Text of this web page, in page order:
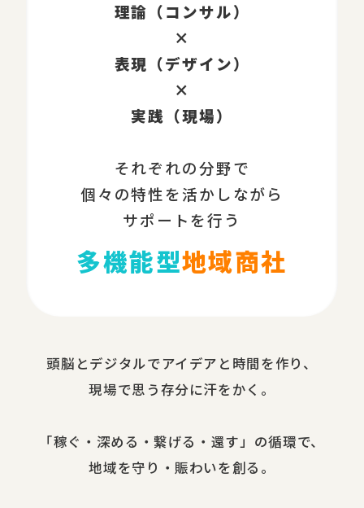
理論（コンサル）
×
表現（デザイン）
×
実践（現場）
それぞれの分野で
個々の特性を活かしながら
サポートを行う
多機能型地域商社
頭脳と​デジタルで​アイデアと​時間を​作り、​
現場で​思う​存分に​汗を​かく。
​「稼ぐ・​深める​・繋げる・還す」の​循環で、​
地域を​守り・​賑わいを​創る。